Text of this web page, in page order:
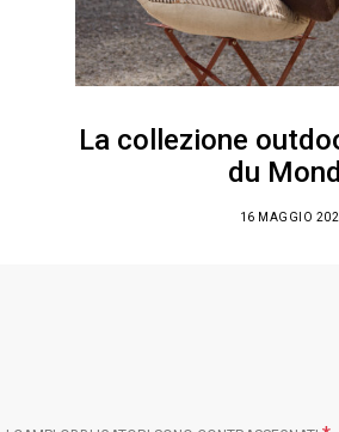
La collezione
du
16 MAGGIO